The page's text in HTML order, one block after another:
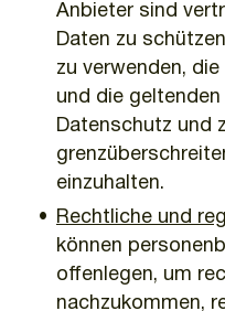
Anbieter sind
Daten zu
zu verwenden,
und die
Datenschutz und
einzuhalten.
Rechtliche und
können
offenlegen, um
nachzukommen,